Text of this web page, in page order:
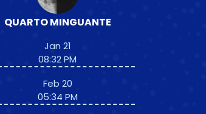
QUARTO MINGUANTE
Jan 21
08:32 PM
Feb 20
05:34 PM